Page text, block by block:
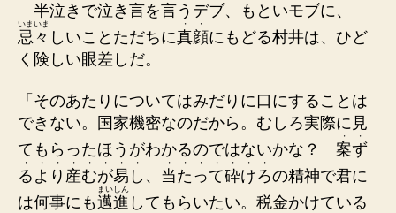
半泣きで泣き言を言うデブ、もといモブに、
忌々
いまいま
しいことただちに真
・
顔
・
にもどる村井は、ひど
く険しい眼差しだ。
「そのあたりについてはみだりに口にすることは
できない。国家機密なのだから。むしろ実際に見
てもらったほうがわかるのではないかな？ 案
・
ず
・
る
・
よ
・
り
・
産
・
む
・
が
・
易
・
し
・
、 当
・
た
・
っ
・
て
・
砕
・
け
・
ろ
・
の精神で君に
は何事にも邁進
まいしん
してもらいたい。税金かけている